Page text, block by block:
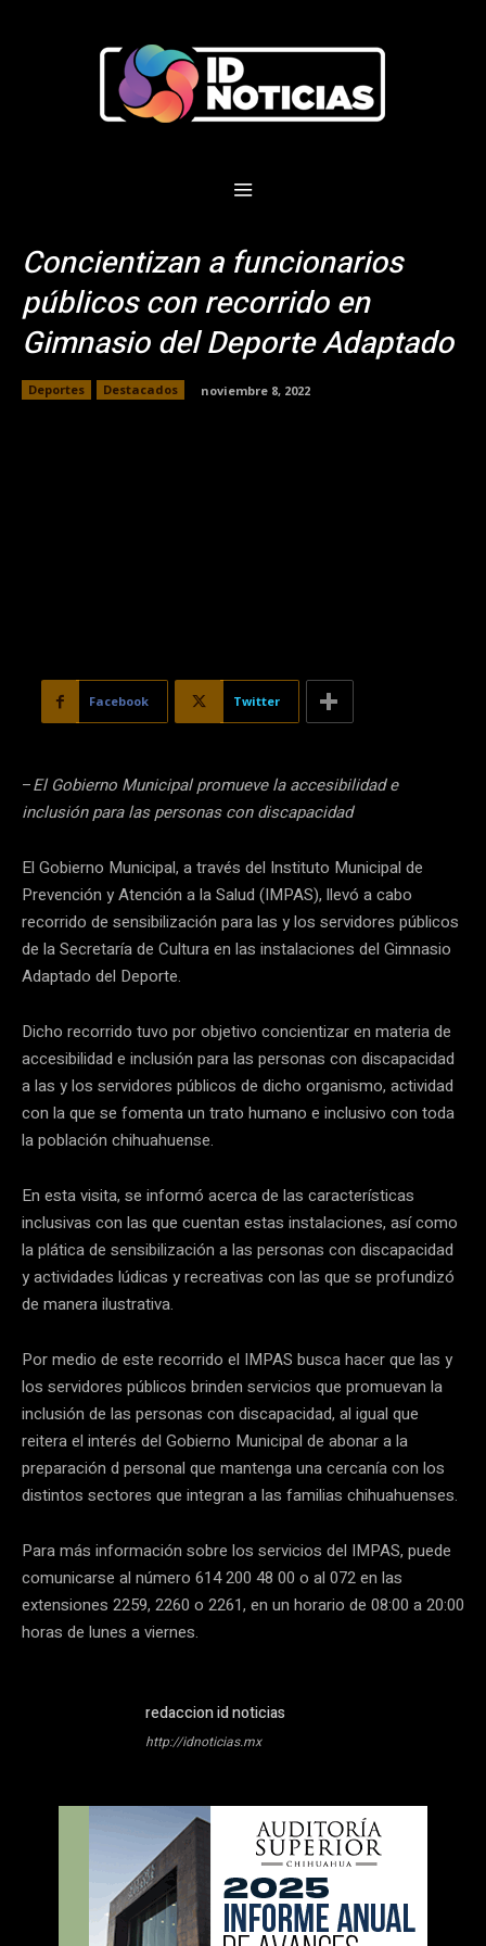
Concientizan a funcionarios
públicos con recorrido en
Gimnasio del Deporte Adaptado
Deportes Destacados noviembre 8, 2022
Facebook Twitter
–El Gobierno Municipal promueve la accesibilidad e
inclusión para las personas con discapacidad
El Gobierno Municipal, a través del Instituto Municipal de
Prevención y Atención a la Salud (IMPAS), llevó a cabo
recorrido de sensibilización para las y los servidores públicos
de la Secretaría de Cultura en las instalaciones del Gimnasio
Adaptado del Deporte.
Dicho recorrido tuvo por objetivo concientizar en materia de
accesibilidad e inclusión para las personas con discapacidad
a las y los servidores públicos de dicho organismo, actividad
con la que se fomenta un trato humano e inclusivo con toda
la población chihuahuense.
En esta visita, se informó acerca de las características
inclusivas con las que cuentan estas instalaciones, así como
la plática de sensibilización a las personas con discapacidad
y actividades lúdicas y recreativas con las que se profundizó
de manera ilustrativa.
Por medio de este recorrido el IMPAS busca hacer que las y
los servidores públicos brinden servicios que promuevan la
inclusión de las personas con discapacidad, al igual que
reitera el interés del Gobierno Municipal de abonar a la
preparación d personal que mantenga una cercanía con los
distintos sectores que integran a las familias chihuahuenses.
Para más información sobre los servicios del IMPAS, puede
comunicarse al número 614 200 48 00 o al 072 en las
extensiones 2259, 2260 o 2261, en un horario de 08:00 a 20:00
horas de lunes a viernes.
redaccion id noticias
http://idnoticias.mx